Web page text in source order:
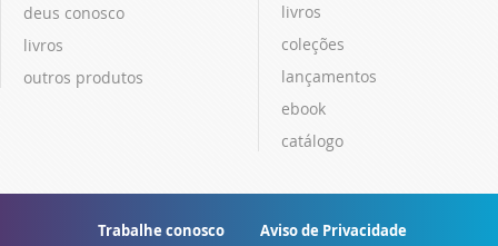
deus conosco
livros
outros produtos
livros
coleções
lançamentos
ebook
catálogo
Trabalhe conosco Aviso de Privacidade